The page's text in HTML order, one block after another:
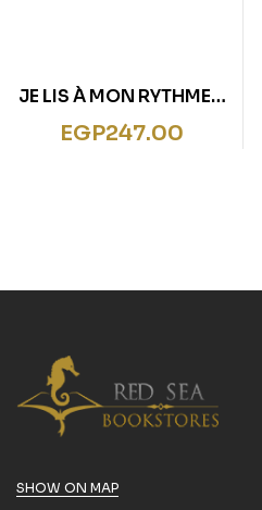
JE LIS À MON RYTHME –
LECTURE CE1 ED. 2019 –
TIKA ET TAO : LE
EGP247.00
SHOW ON MAP